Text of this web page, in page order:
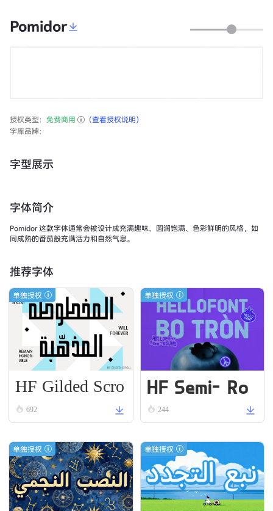
Pomidor
授权类型： 免费商用
（查看授权说明）
字库品牌：
字型展示
字体简介
Pomidor 这款字体通常会被设计成充满趣味、圆润饱满、色彩鲜明的风格，如
同成熟的番茄般充满活力和自然气息。
推荐字体
单独授权
HF Gilded Scro
ll692
单独授权
HF Semi-Ro
und VN Bold
244
单独授权 单独授权